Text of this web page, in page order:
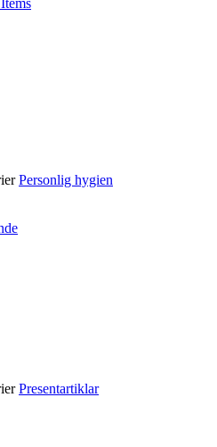
Personlig hygien
Presentartiklar